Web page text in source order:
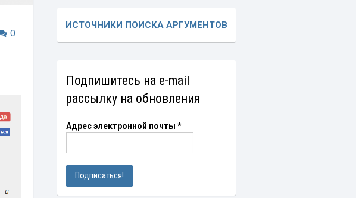
0
ИСТОЧНИКИ ПОИСКА АРГУМЕНТОВ
Подпишитесь на e-mail
рассылку на обновления
Адрес электронной почты *